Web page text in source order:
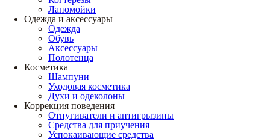
Лапомойки
Одежда и аксессуары
Одежда
Обувь
Аксессуары
Полотенца
Косметика
Шампуни
Уходовая косметика
Духи и одеколоны
Коррекция поведения
Отпугиватели и антигрызины
Средства для приучения
Успокаивающие средства